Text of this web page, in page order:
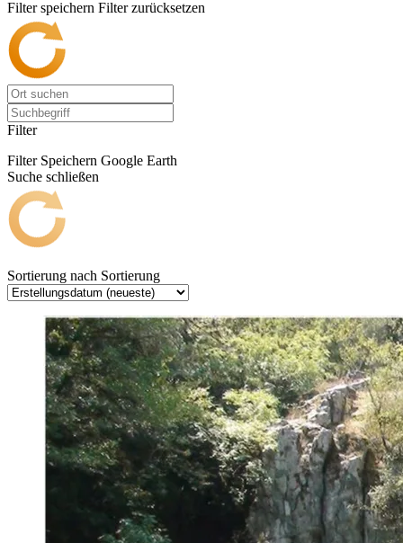
Filter speichern Filter zurücksetzen
Filter
Filter Speichern Google Earth
Suche schließen
Sortierung nach Sortierung